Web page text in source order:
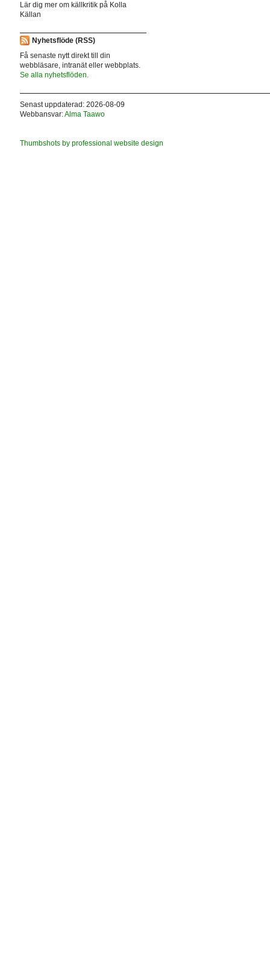
Lär dig mer om källkritik på Kolla
Källan
Nyhetsflöde (RSS)
Få senaste nytt direkt till din
webbläsare, intranät eller webbplats.
Se alla nyhetsflöden.
Senast uppdaterad: 2026-08-09
Webbansvar:Alma Taawo
Thumbshots by professional website design